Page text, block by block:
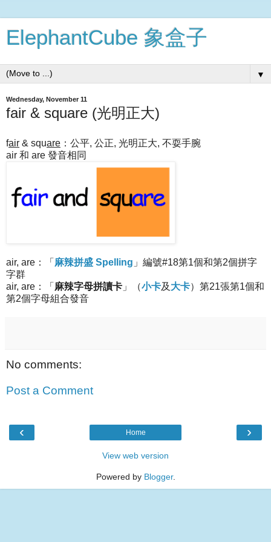
ElephantCube 象盒子
▼
Wednesday, November 11
fair & square (光明正大)
fair & square ：公平, 公正, 光明正大, 不耍手腕
air 和 are 發音相同
air, are：「 麻辣拼盛 Spelling 」編號#18第1個和第2個拼字
字群
air, are：「 麻辣字母拼讀卡 」（小卡及 大卡）第21張第1個和
第2個字母組合發音
No comments:
Post a Comment
‹ ›
Home
View web version
Powered by Blogger.